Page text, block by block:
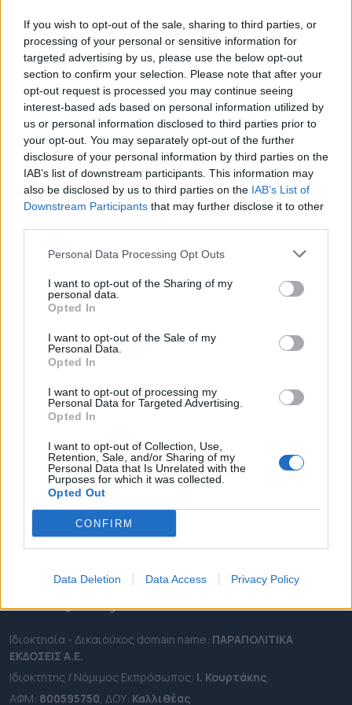
If you wish to opt-out of the sale, sharing to third parties, or
processing of your personal or sensitive information for
targeted advertising by us, please use the below opt-out
section to confirm your selection. Please note that after your
opt-out request is processed you may continue seeing
interest-based ads based on personal information utilized by
us or personal information disclosed to third parties prior to
your opt-out. You may separately opt-out of the further
disclosure of your personal information by third parties on the
IAB’s list of downstream participants. This information may
also be disclosed by us to third parties on the IAB’s List of
Downstream Participants that may further disclose it to other
Personal Data Processing Opt Outs
I want to opt-out of the Sharing of my
personal data.
Opted In
I want to opt-out of the Sale of my
Personal Data.
Opted In
I want to opt-out of processing my
Personal Data for Targeted Advertising.
Opted In
I want to opt-out of Collection, Use,
Retention, Sale, and/or Sharing of my
Personal Data that Is Unrelated with the
Purposes for which it was collected.
Opted Out
CONFIRM
Data Deletion Data Access Privacy Policy
Παρουσία του πρώην πρωθυπουργού Αντώνη
Σαµαρά και του αντιπροέδρου της Ν.∆. Αδωνι
Γεωργιάδη πραγµατοποιήθηκε η προεκλογική
οµιλία του υποψήφιου βουλευτή Τρικάλων Κώστα
Σκρέκα στην Αθήνα. Μάλιστα, η εκδήλωση αυτή για
τους ετεροδηµότες της Θεσσαλίας ξεπέρασε κάθε
προσδοκία, αποδεικνύοντας ότι «κλειδώνει» την
πρωτιά στην εκλογική περιφέρεια Τρικάλων.
02.07.2019 - 14.52
ΕΠΙΚΑΙΡΟΤΗΤΑ
ΠΕΡΙΦΕΡΕΙΕΣ
OTA LEAKS
ΑΠΟΨΕΙΣ
ΠΡΟΣΛΗΨΕΙΣ
e-ota.gr | Ταυτότητα
Ταχ. Διεύθυνση:Λεωφόρος Ανδρέα Συγγρού 188, 17671,
2111091100
Εmail:info@e-ota.gr
Ιδιοκτησία - Δικαιούχος domain name: ΠΑΡΑΠΟΛΙΤΙΚΑ
ΕΚΔΟΣΕΙΣ A.E.
Ιδιοκτήτης / Νόμιμος Εκπρόσωπος: Ι. Κουρτάκης
ΑΦΜ: 800595750 , ΔΟΥ: Καλλιθέας